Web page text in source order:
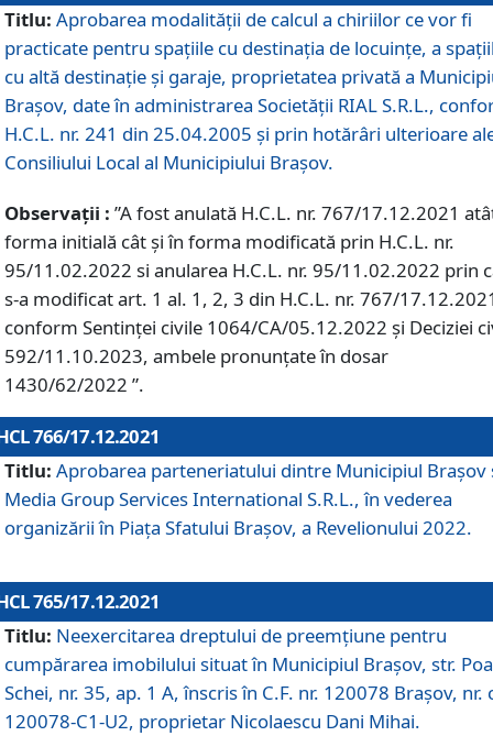
Titlu: Aprobarea modalității de calcul a chiriilor ce vor fi
practicate pentru spaţiile cu destinaţia de locuinţe, a
cu altă destinaţie şi garaje, proprietatea privată a
Braşov, date în administrarea Societăţii RIAL S.R.L.,
H.C.L. nr. 241 din 25.04.2005 și prin hotărâri ulterioare
Consiliului Local al Municipiului Braşov.
Observații : ”A fost anulată H.C.L. nr. 767/17.12.2021
forma initială cât și în forma modificată prin H.C.L. nr.
95/11.02.2022 si anularea H.C.L. nr. 95/11.02.2022 prin
s-a modificat art. 1 al. 1, 2, 3 din H.C.L. nr. 767/
conform Sentinței civile 1064/CA/05.12.2022 și Deciziei
592/11.10.2023, ambele pronunțate în dosar
1430/62/2022 ”.
766/17.12.2021
Titlu: Aprobarea parteneriatului dintre Municipiul Brașov
Media Group Services International S.R.L., în vederea
organizării în Piața Sfatului Brașov, a Revelionului 2022.
765/17.12.2021
Titlu: Neexercitarea dreptului de preemţiune pentru
cumpărarea imobilului situat în Municipiul Braşov, str.
Schei, nr. 35, ap. 1 A, înscris în C.F. nr. 120078 Brașov, nr.
120078-C1-U2, proprietar Nicolaescu Dani Mihai.